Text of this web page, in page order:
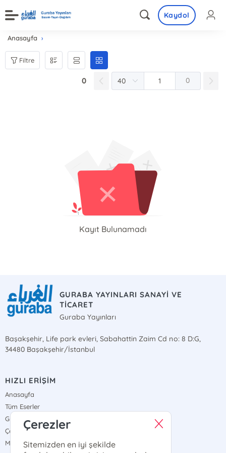
Kaydol
Anasayfa
Filtre
0 0
Kayıt Bulunamadı
GURABA YAYINLARI SANAYİ VE
TİCARET
Guraba Yayınları
Başakşehir, Life park evleri, Sabahattin Zaim Cd no: 8 D:G,
34480 Başakşehir/İstanbul
HIZLI ERİŞİM
Anasayfa
Tüm Eserler
Gizlilik Sözleşmesi
Çerez Politikası
Mesafeli Satış Sözleşmesi
Çerezler
Sitemizden en iyi şekilde